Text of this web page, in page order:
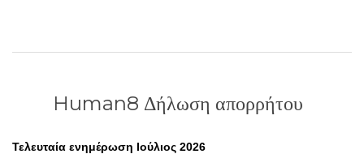
Human8 Δήλωση απορρήτου
Τελευταία ενημέρωση Ιούλιος 2026